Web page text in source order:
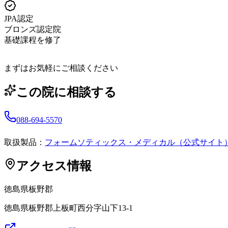
JPA認定
ブロンズ認定院
基礎課程を修了
まずはお気軽にご相談ください
この院に相談する
088-694-5570
取扱製品： フォームソティックス・メディカル（公式サイト
アクセス情報
徳島県板野郡
徳島県板野郡上板町西分字山下13-1